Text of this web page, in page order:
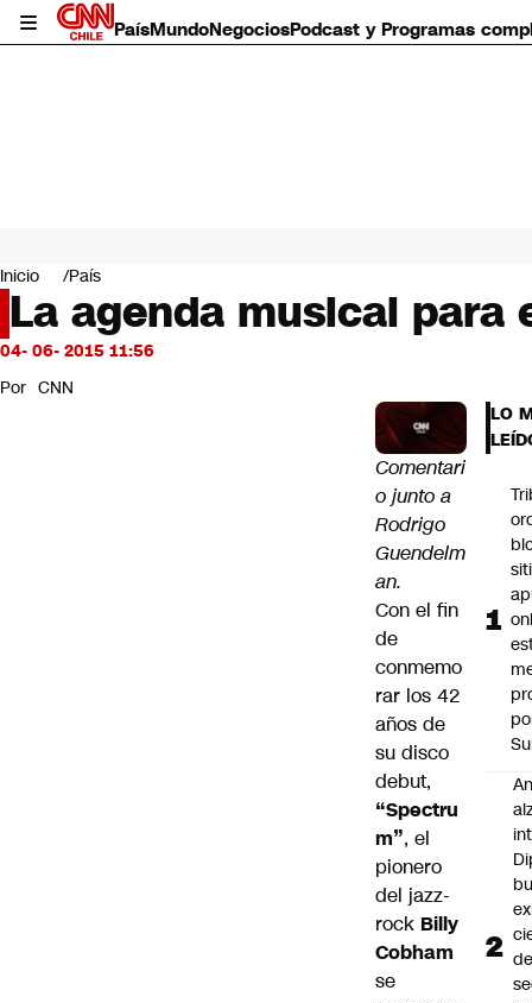
PaísMundoNegociosPodcast y Programas
Mundo
Negocios
Deportes
Programas completos
Servicios
Inicio País
La agenda musical para
04- 06- 2015 11:56
Por CNN
Comentari
o junto a
Rodrigo
Guendelm
an.
Con el fin
de
conmemo
rar los 42
años de
su disco
debut,
“Spectru
m”, el
pionero
del jazz-
rock Billy
Cobham
se
LO
de